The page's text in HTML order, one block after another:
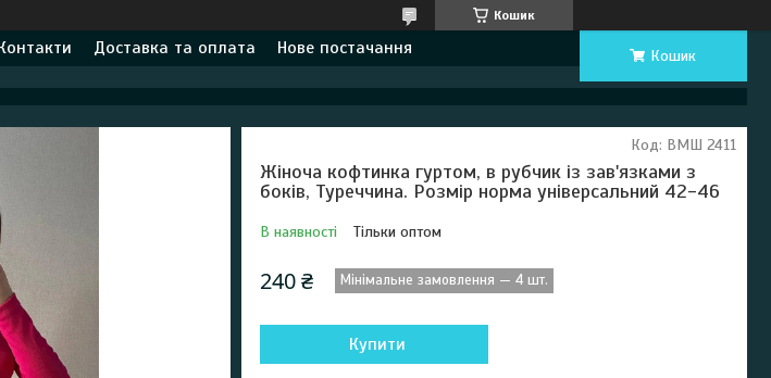
Кошик
Доставка та оплата Нове постачання Кошик
Жіноча кофтинка гуртом, в рубчик із зав'язками з
боків, Туреччина. Розмір норма універсальний 42-46
В наявності Тільки оптом
Код: ВМШ 2411
240 ₴ Мінімальне замовлення — 4 шт.
Купити